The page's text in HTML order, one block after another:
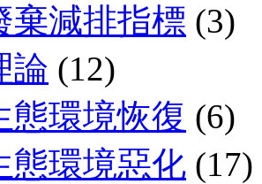
棄減排指標 (3)
論 (12)
態環境恢復 (6)
態環境惡化 (17)